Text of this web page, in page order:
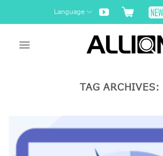
to
Language
TAG ARCHIVES: